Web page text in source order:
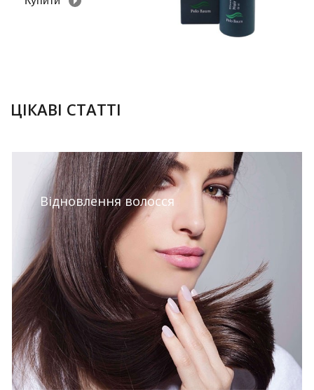
ЦІКАВІ СТАТТІ
Відновлення волосся
28.09.2018